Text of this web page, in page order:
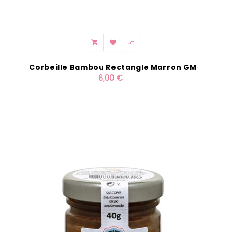
  
Corbeille Bambou Rectangle Marron GM
6,00 €